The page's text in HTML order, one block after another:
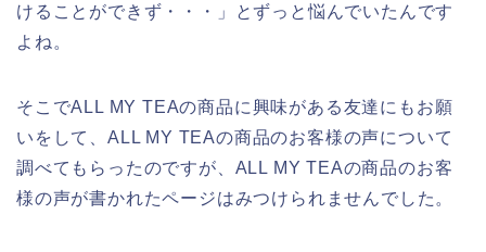
けることができず・・・」とずっと悩んでいたんです
よね。
そこでALL MY TEAの商品に興味がある友達にもお願
いをして、ALL MY TEAの商品のお客様の声について
調べてもらったのですが、ALL MY TEAの商品のお客
様の声が書かれたページはみつけられませんでした。